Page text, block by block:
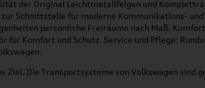
der Original Leichtmetallfelgen und
Schnittstelle für moderne Kommunikations-
persönliche Freiräume nach Maß.
Komfort und Schutz. Service und Pflege:
Ziel. Die Transportsysteme von Volkswagen sind